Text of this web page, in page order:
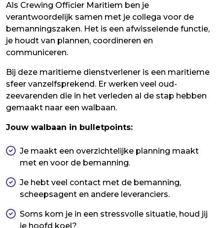
Als Crewing Officier Maritiem ben je
verantwoordelijk samen met je collega voor de
bemanningszaken. Het is een afwisselende functie,
je houdt van plannen, coordineren en
communiceren.
Bij deze maritieme dienstverlener is een maritieme
sfeer vanzelfsprekend. Er werken veel oud-
zeevarenden die in het verleden al de stap hebben
gemaakt naar een walbaan.
Jouw walbaan in bulletpoints:
Je maakt een overzichtelijke planning maakt
met en voor de bemanning.
Je hebt veel contact met de bemanning,
scheepsagent en andere leveranciers.
Soms kom je in een stressvolle situatie, houd jij
je hoofd koel?